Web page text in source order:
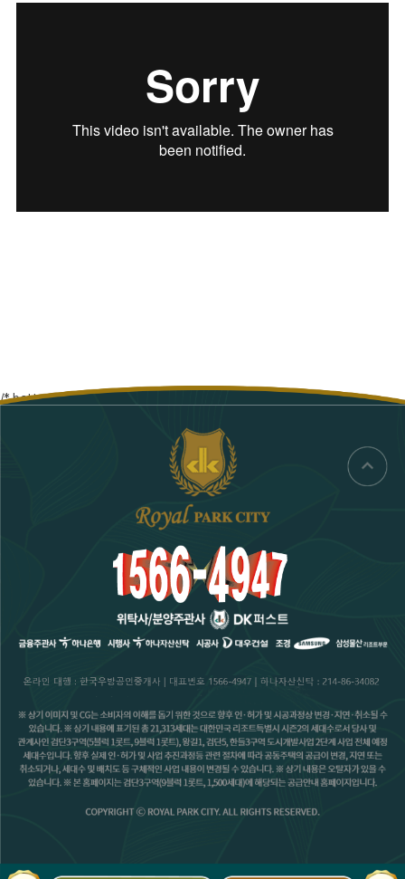
/* bottom.html */